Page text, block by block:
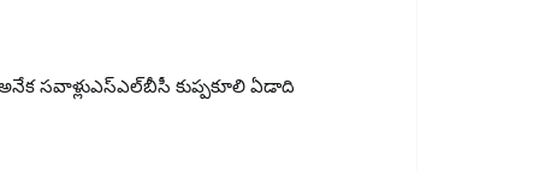
సవాళ్లుఎస్‌ఎల్‌బీసీ కుప్పకూలి ఏడాది